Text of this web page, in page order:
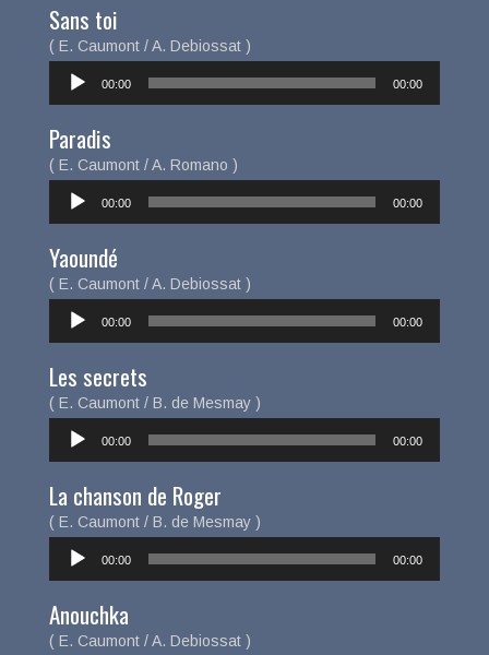
Sans toi
( E. Caumont / A. Debiossat )
Lecteur
audio
00:00 00:00
Paradis
( E. Caumont / A. Romano )
Lecteur
audio
00:00 00:00
Yaoundé
( E. Caumont / A. Debiossat )
Lecteur
audio
00:00 00:00
Les secrets
( E. Caumont / B. de Mesmay )
Lecteur
audio
00:00 00:00
La chanson de Roger
( E. Caumont / B. de Mesmay )
Lecteur
audio
00:00 00:00
Anouchka
( E. Caumont / A. Debiossat )